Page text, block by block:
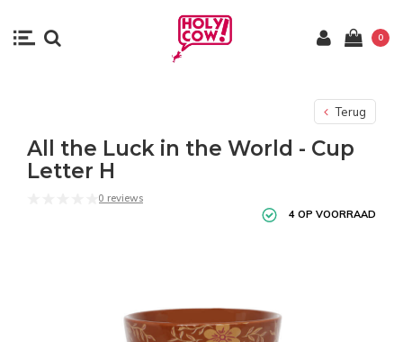
0
Terug
All the Luck in the World - Cup
Letter H
0 reviews
4 OP VOORRAAD